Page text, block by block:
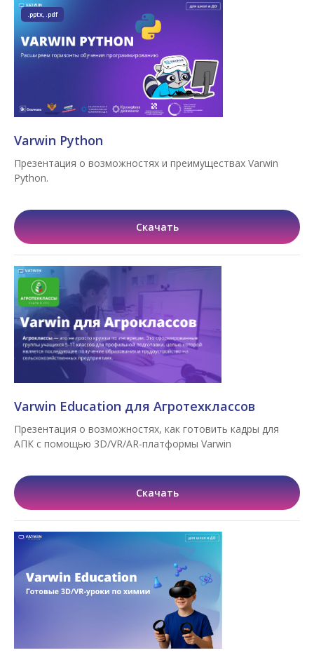
.pptx, .pdf
Varwin Python
Презентация о возможностях и преимуществах Varwin
Python.
Скачать
Varwin Education для Агротехклассов
Презентация о возможностях, как готовить кадры для
АПК с помощью 3D/VR/AR-платформы Varwin
Скачать